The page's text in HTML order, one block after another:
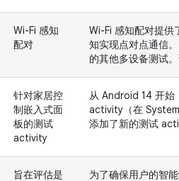
Wi-Fi 感知
配对
Wi-Fi 感知配对提供
知实现点对点通信
的其他多设备测试
针对家居控
制嵌入式面
板的测试
activity
从 Android 14 开始
activity（在
添加了新的测试
旨在评估是
为了确保用户的智